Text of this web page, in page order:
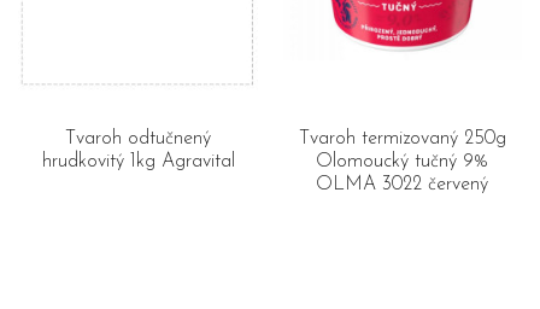
Tvaroh odtučnený
hrudkovitý 1kg Agravital
Tvaroh termizovaný 250g
Olomoucký tučný 9%
OLMA 3022 červený